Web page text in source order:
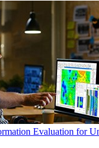
Evaluation for